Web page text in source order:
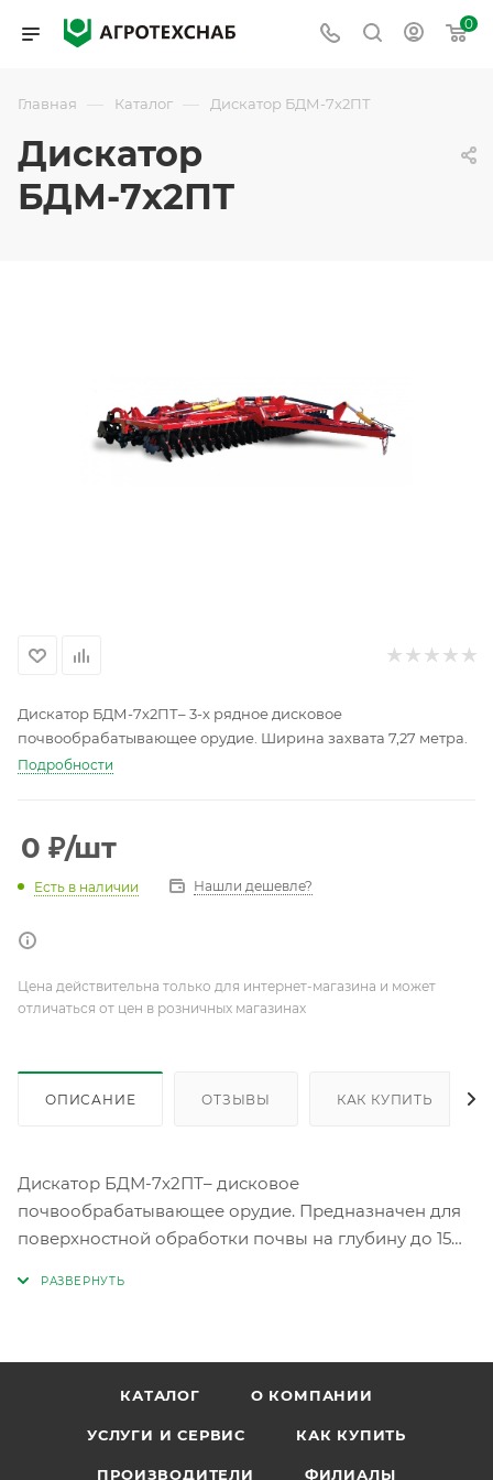
0
Главная — Каталог — Дискатор БДМ-7х2ПТ
Дискатор
БДМ-7х2ПТ
Дискатор БДМ-7х2ПТ– 3-х рядное дисковое
почвообрабатывающее орудие. Ширина захвата 7,27 метра.
Подробности
0 ₽/шт
Есть в наличии Нашли дешевле?
Цена действительна только для интернет-магазина и может
отличаться от цен в розничных магазинах
ОПИСАНИЕ ОТЗЫВЫ КАК КУПИТЬ
Дискатор БДМ-7х2ПТ– дисковое
почвообрабатывающее орудие. Предназначен для
поверхностной обработки почвы на глубину до 15
3-х рядная секционная дисковая борона Дискатор
БДМ-7х2ПТ совмещает 3 операции за один проход:
КАТАЛОГ О КОМПАНИИ
УСЛУГИ И СЕРВИС КАК КУПИТЬ
ПРОИЗВОДИТЕЛИ ФИЛИАЛЫ